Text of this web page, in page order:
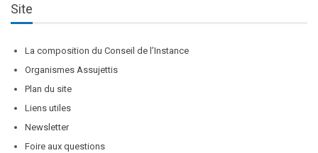
Site
La composition du Conseil de l’Instance
Organismes Assujettis
Plan du site
Liens utiles
Newsletter
Foire aux questions